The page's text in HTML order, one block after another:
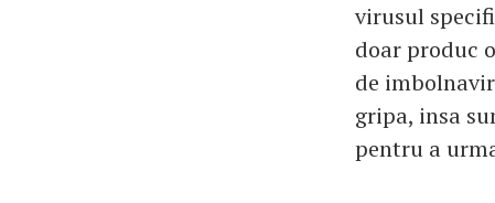
virusul
doar produc
de
gripa, insa
pentru a